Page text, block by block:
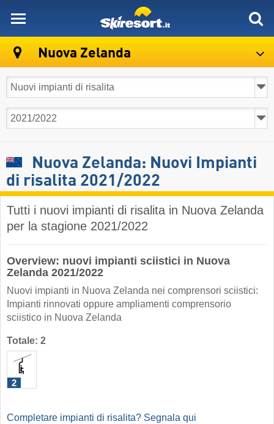
Nuova Zelanda
Nuova Zelanda: Nuovi Impianti
di risalita 2021/2022
Tutti i nuovi impianti di risalita in Nuova Zelanda
per la stagione 2021/2022
Overview: nuovi impianti sciistici in Nuova
Zelanda 2021/2022
Nuovi impianti in Nuova Zelanda nei comprensori sciistici:
Impianti rinnovati oppure ampliamenti comprensorio
sciistico in Nuova Zelanda
Totale: 2
2
Completare impianti di risalita? Segnala qui